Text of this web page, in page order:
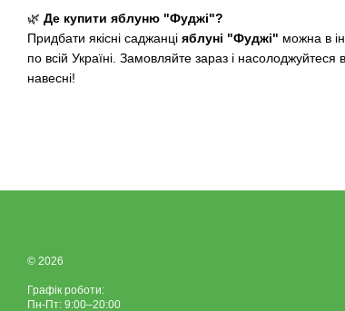
🌿 Де купити яблуню "Фуджі"?
Придбати якісні саджанці яблуні "Фуджі" можна в
по всій Україні. Замовляйте зараз і
навесні!
© 2026
Графік роботи:
Пн-Пт: 9:00–20:00